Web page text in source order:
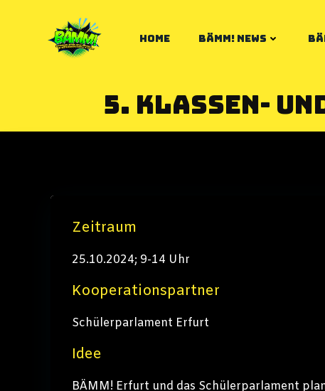
HOME BÄMM! NEWS
5. Klassen-
Zeitraum
25.10.2024; 9-14 Uhr
Kooperationspartner
Schülerparlament Erfurt
Idee
BÄMM! Erfurt und das Schülerparlament